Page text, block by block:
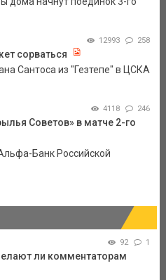
12993 258
сорваться
Сантоса из "Гезтепе" в ЦСКА
4118 246
Советов» в матче 2-го
Банк Российской
92 1
ли комментаторам